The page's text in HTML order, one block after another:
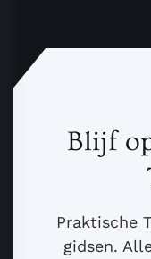
Blijf
Praktische
gidsen.